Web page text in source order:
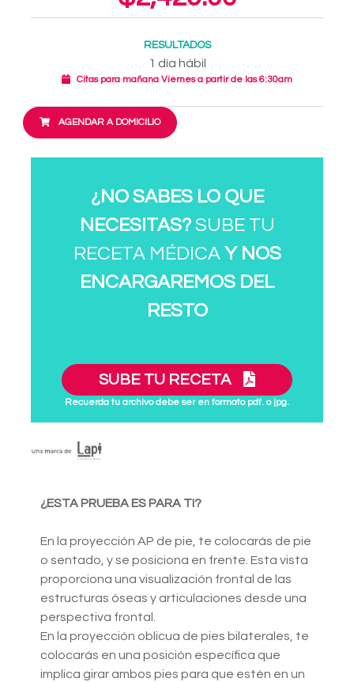
RESULTADOS
1 día hábil
Citas para mañana Viernes a partir de las 6:30am
AGENDAR A DOMICILIO
¿NO SABES LO QUE
NECESITAS?SUBE TU
RECETA MÉDICA Y NOS
ENCARGAREMOS DEL
RESTO
SUBE TU RECETA
Recuerda tu archivo debe ser en formato pdf. o jpg.
¿ESTA PRUEBA ES PARA TI?
En la proyección AP de pie, te colocarás de pie
o sentado, y se posiciona en frente. Esta vista
proporciona una visualización frontal de las
estructuras óseas y articulaciones desde una
perspectiva frontal.
En la proyección oblicua de pies bilaterales, te
colocarás en una posición específica que
implica girar ambos pies para que estén en un